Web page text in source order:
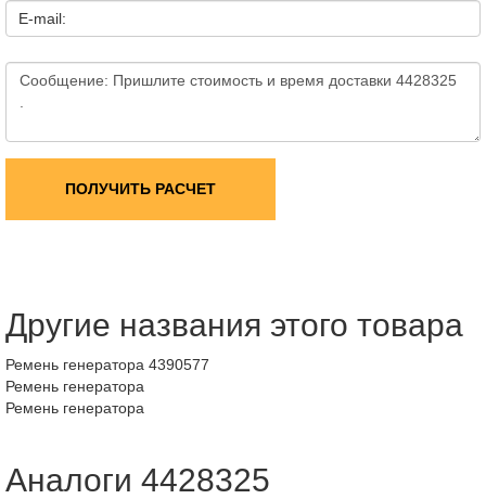
E-mail:
ПОЛУЧИТЬ РАСЧЕТ
Другие названия этого товара
Ремень генератора 4390577
Ремень генератора
Ремень генератора
Аналоги 4428325